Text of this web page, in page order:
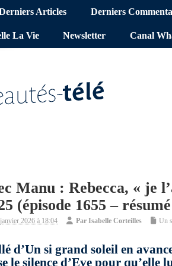
Articles Derniers
La Vie Newsletter Canal
Manu : Rebecca, « je
(épisode 1655 –
2026 à 18:04 Par Isabelle Corteilles Un
d’Un si grand soleil en
le silence d’Eve pour qu’elle